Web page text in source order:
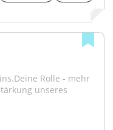
Rolle - mehr
unseres